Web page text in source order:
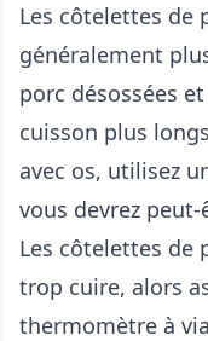
Les côtelettes de
généralement
porc désossées
cuisson plus
avec os, utilisez
vous devrez
Les côtelettes de
trop cuire, alors
thermomètre à